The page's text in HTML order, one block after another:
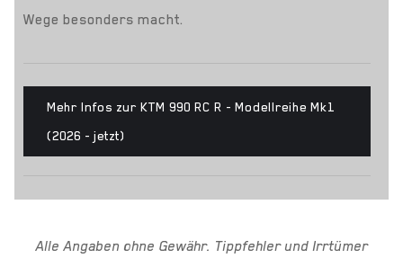
Wege besonders macht.
Mehr Infos zur KTM 990 RC R - Modellreihe Mk1
(2026 - jetzt)
Alle Angaben ohne Gewähr. Tippfehler und Irrtümer